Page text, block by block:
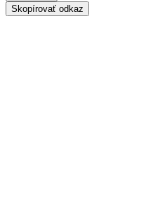
Skopírovať odkaz